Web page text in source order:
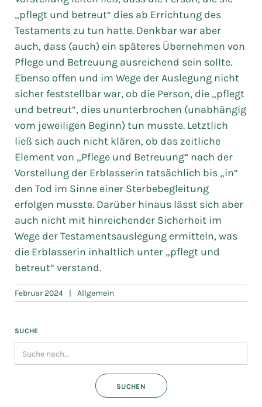
„pflegt und betreut“ dies ab Errichtung des
Testaments zu tun hatte. Denkbar war aber
auch, dass (auch) ein späteres Übernehmen von
Pflege und Betreuung ausreichend sein sollte.
Ebenso offen und im Wege der Auslegung nicht
sicher feststellbar war, ob die Person, die „pflegt
und betreut“, dies ununterbrochen (unabhängig
vom jeweiligen Beginn) tun musste. Letztlich
ließ sich auch nicht klären, ob das zeitliche
Element von „Pflege und Betreuung“ nach der
Vorstellung der Erblasserin tatsächlich bis „in“
den Tod im Sinne einer Sterbebegleitung
erfolgen musste. Darüber hinaus lässt sich aber
auch nicht mit hinreichender Sicherheit im
Wege der Testamentsauslegung ermitteln, was
die Erblasserin inhaltlich unter „pflegt und
betreut“ verstand.
Februar 2024 | Allgemein
SUCHE